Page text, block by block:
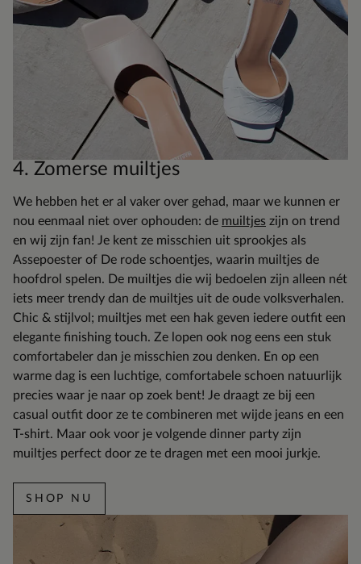
4. Zomerse muiltjes
We hebben het er al vaker over gehad, maar we kunnen er
nou eenmaal niet over ophouden: de muiltjes zijn on trend
en wij zijn fan! Je kent ze misschien uit sprookjes als
Assepoester of De rode schoentjes, waarin muiltjes de
hoofdrol spelen. De muiltjes die wij bedoelen zijn alleen nét
iets meer trendy dan de muiltjes uit de oude volksverhalen.
Chic & stijlvol; muiltjes met een hak geven iedere outfit een
elegante finishing touch. Ze lopen ook nog eens een stuk
comfortabeler dan je misschien zou denken. En op een
warme dag is een luchtige, comfortabele schoen natuurlijk
precies waar je naar op zoek bent! Je draagt ze bij een
casual outfit door ze te combineren met wijde jeans en een
T-shirt. Maar ook voor je volgende dinner party zijn
muiltjes perfect door ze te dragen met een mooi jurkje.
SHOP NU